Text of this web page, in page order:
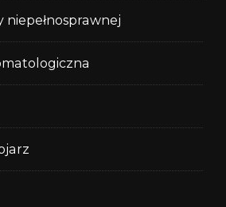
niepełnosprawnej